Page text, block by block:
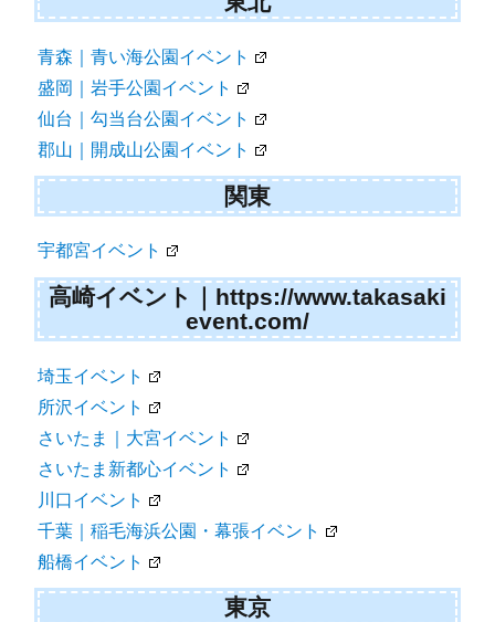
青森｜青い海公園イベント
盛岡｜岩手公園イベント
仙台｜勾当台公園イベント
郡山｜開成山公園イベント
関東
宇都宮イベント
高崎イベント｜https://www.takasaki
event.com/
埼玉イベント
所沢イベント
さいたま｜大宮イベント
さいたま新都心イベント
川口イベント
千葉｜稲毛海浜公園・幕張イベント
船橋イベント
東京